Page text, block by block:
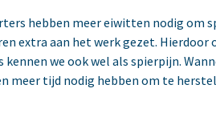
hebben meer eiwitten nodig om
extra aan het werk gezet. Hierdoor
we ook wel als spierpijn.
meer tijd nodig hebben om te